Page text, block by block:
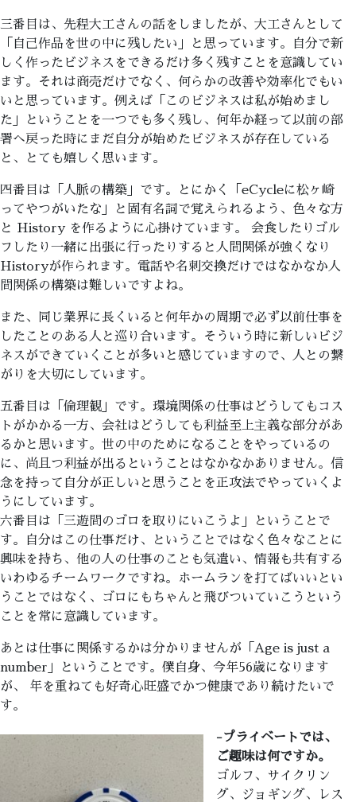
三番目は、先程大工さんの話をしましたが、大工さんとして
「自己作品を世の中に残したい」と思っています。自分で新
しく作ったビジネスをできるだけ多く残すことを意識してい
ます。それは商売だけでなく、何らかの改善や効率化でもい
いと思っています。例えば「このビジネスは私が始めまし
た」ということを一つでも多く残し、何年か経って以前の部
署へ戻った時にまだ自分が始めたビジネスが存在している
と、とても嬉しく思います。
四番目は「人脈の構築」です。とにかく「eCycleに松ヶ崎
ってやつがいたな」と固有名詞で覚えられるよう、色々な方
と History を作るように心掛けています。 会食したりゴル
フしたり一緒に出張に行ったりすると人間関係が強くなり
Historyが作られます。電話や名刺交換だけではなかなか人
間関係の構築は難しいですよね。
また、同じ業界に長くいると何年かの周期で必ず以前仕事を
したことのある人と巡り合います。そういう時に新しいビジ
ネスができていくことが多いと感じていますので、人との繋
がりを大切にしています。
五番目は「倫理観」です。環境関係の仕事はどうしてもコス
トがかかる一方、会社はどうしても利益至上主義な部分があ
るかと思います。世の中のためになることをやっているの
に、尚且つ利益が出るということはなかなかありません。信
念を持って自分が正しいと思うことを正攻法でやっていくよ
うにしています。
六番目は「三遊間のゴロを取りにいこうよ」ということで
す。自分はこの仕事だけ、ということではなく色々なことに
興味を持ち、他の人の仕事のことも気遣い、情報も共有する
いわゆるチームワークですね。ホームランを打てばいいとい
うことではなく、ゴロにもちゃんと飛びついていこうという
ことを常に意識しています。
あとは仕事に関係するかは分かりませんが「Age is just a
number」ということです。僕自身、今年56歳になります
が、 年を重ねても好奇心旺盛でかつ健康であり続けたいで
す。
-プライベートでは、
ご趣味は何ですか。
ゴルフ、サイクリン
グ、ジョギング、レス